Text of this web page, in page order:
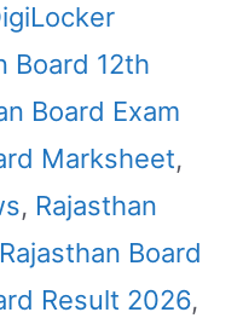
Board 12th
Board Exam
Marksheet,
, Rajasthan
Rajasthan Board
Result 2026,